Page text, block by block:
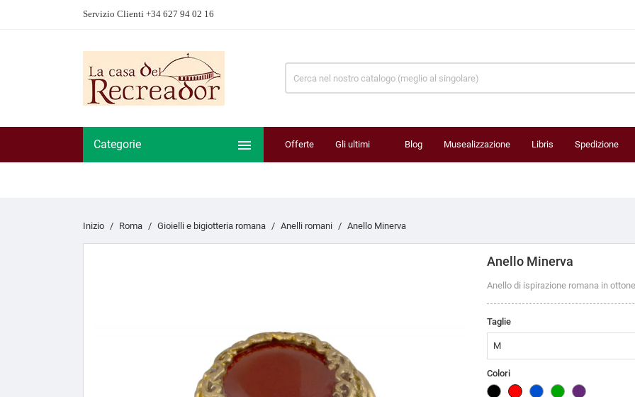
Servizio Clienti +34 627 94 02 16
Categorie  Offerte Gli ultimi Blog Musealizzazione Libris Spedizione
Inizio Roma Gioielli e bigiotteria romana Anelli romani Anello Minerva
Anello Minerva
Anello di ispirazione romana in
Taglie
Colori
Nero
RossoBlu VerdeLilla